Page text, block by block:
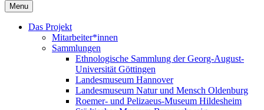
Menu
Das Projekt
Mitarbeiter*innen
Sammlungen
Ethnologische Sammlung der Georg-August-
Universität Göttingen
Landesmuseum Hannover
Landesmuseum Natur und Mensch Oldenburg
Roemer- und Pelizaeus-Museum Hildesheim